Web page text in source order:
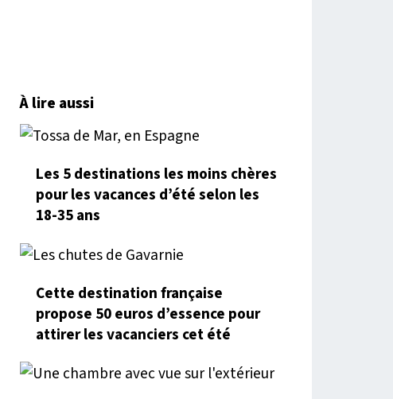
À lire aussi
Les 5 destinations les moins chères
pour les vacances d’été selon les
18-35 ans
Cette destination française
propose 50 euros d’essence pour
attirer les vacanciers cet été